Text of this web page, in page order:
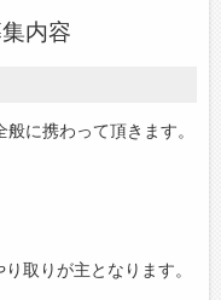
内容
に携わって頂きます。
取りが主となります。